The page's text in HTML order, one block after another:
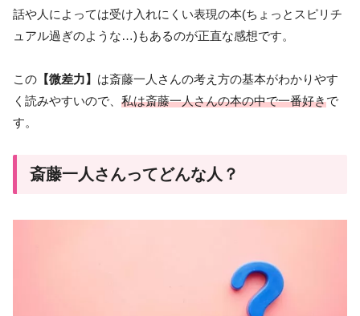
話や人によっては受け入れにくい表現の本(ちょっとスピリチ
ュアル過ぎのような…)もあるのが正直な感想です。
この 【微差力】 は斎藤一人さんの考え方の基本がわかりやす
く読みやすいので、 私は斎藤一人さんの本の中で一番好きで
す。
斎藤一人さんってどんな人？